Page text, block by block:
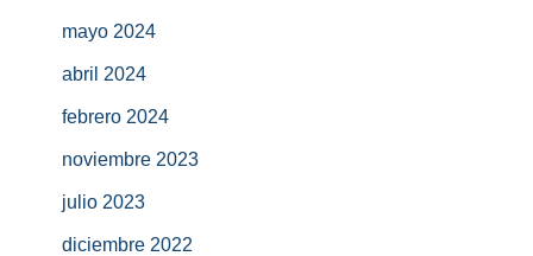
mayo 2024
abril 2024
febrero 2024
noviembre 2023
julio 2023
diciembre 2022